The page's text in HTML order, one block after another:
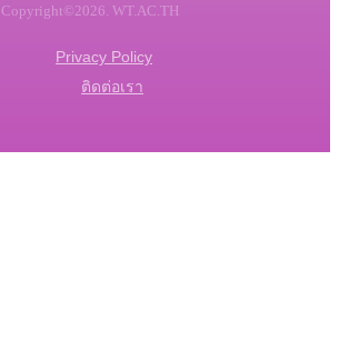
Copyright©2026. WT.AC.TH
Privacy Policy
ติดต่อเรา